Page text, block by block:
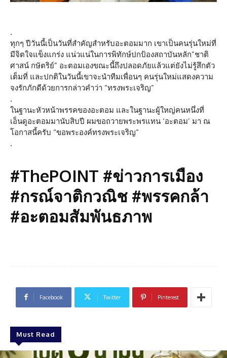
.
ทุกๆ ปีวันนี้เป็นวันที่สำคัญสำหรับอะตอมมาก เขาเป็นคนรุ่นใหม่ที่
มีจิตใจแข็งแกร่ง แน่วแน่ในการพิทักษ์ปกป้องสถาบันหลัก”ชาติ
ศาสน์ กษัตริย์” อะตอมเองขณะนี้ถึงปลอดภัยแล้วแต่ยังไม่รู้สึกตัว
เต็มที่ และปกติในวันนี้เขาจะนำทีมเพื่อนๆ คนรุ่นใหม่แสดงความ
จงรักภักดีด้วยการกล่าวคำว่า “ทรงพระเจริญ”
.
ในฐานะหัวหน้าพรรคของอะตอม และในฐานะผู้ใหญ่คนหนึ่งที่
เอ็นดูอะตอมมานับสิบปี ผมขอถวายพระพรแทน ‘อะตอม’ มา ณ
โอกาสนี้ครับ “ขอพระองค์ทรงพระเจริญ”
.
#ThePOINT #ข่าวการเมือง
#กรณ์จาติกวณิช #พรรคกล้า
#อะตอมสัมพันธภาพ
Facebook Twitter Pinterest
Must Read